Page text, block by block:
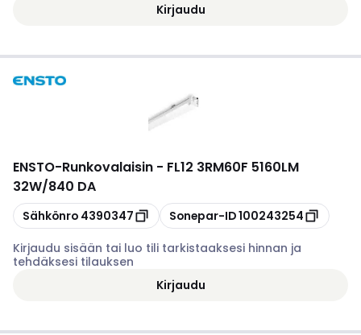
Kirjaudu
ENSTO-Runkovalaisin - FL12 3RM60F 5160LM
32W/840 DA
Kopioi
Sähkönro 4390347 Kopioi
Sonepar-ID100243254
Kirjaudu sisään tai luo tili tarkistaaksesi hinnan ja
tehdäksesi tilauksen
Kirjaudu